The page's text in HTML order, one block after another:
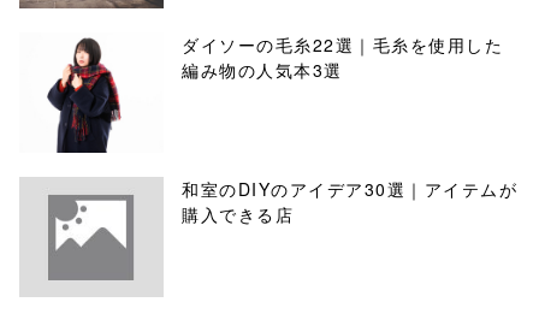
ダイソーの毛糸22選｜毛糸を使用した
編み物の人気本3選
和室のDIYのアイデア30選｜アイテムが
購入できる店